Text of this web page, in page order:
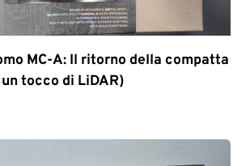
MC-A: Il ritorno della compatta
tocco di LiDAR)